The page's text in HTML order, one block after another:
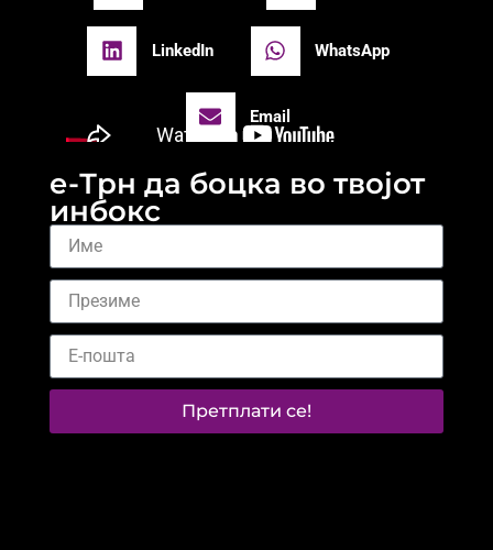
LinkedIn WhatsApp
Email
е-Трн да боцка во твојот
инбокс
Претплати се!